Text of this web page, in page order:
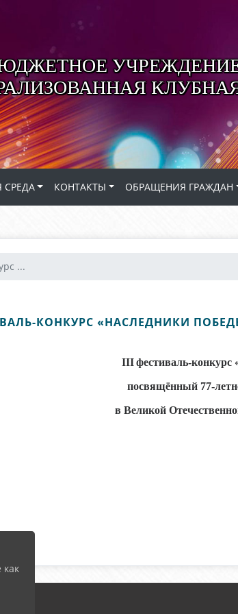
СРЕДА КОНТАКТЫ ОБРАЩЕНИЯ ГРАЖДАН
...
КОНКУРС «НАСЛЕДНИКИ
IIIфестиваль-конкурс
посвящённый 77-
в Великой
как